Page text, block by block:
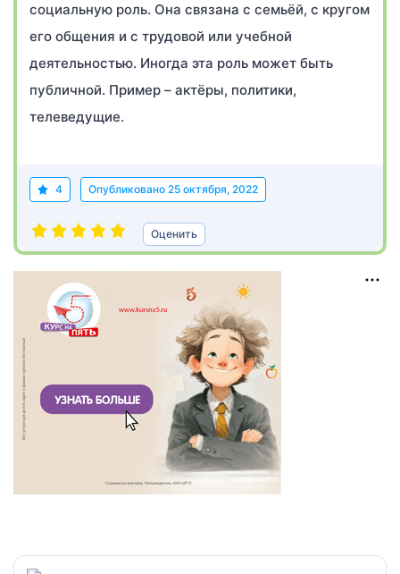
социальную роль. Она связана с семьёй, с кругом
его общения и с трудовой или учебной
деятельностью. Иногда эта роль может быть
публичной. Пример – актёры, политики,
телеведущие.
4 Опубликовано 25 октября, 2022
Оценить